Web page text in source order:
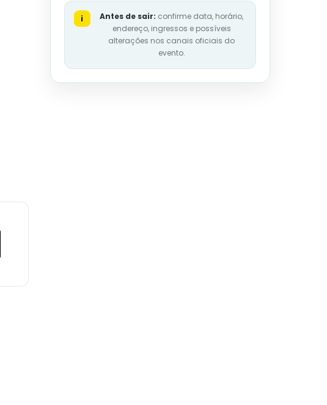
i Antes de sair: confirme data, horário,
endereço, ingressos e possíveis
alterações nos canais oficiais do
evento.